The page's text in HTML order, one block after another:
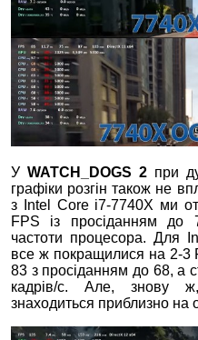
УWATCH_DOGS 2 при
графіки розгін також не
з Intel Core i7-7740X ми
FPS із просіданням до
частоти процесора. Для
все ж покращилися на 2-3
83 з просіданням до 68, а
кадрів/с. Але, знову
знаходиться приблизно на